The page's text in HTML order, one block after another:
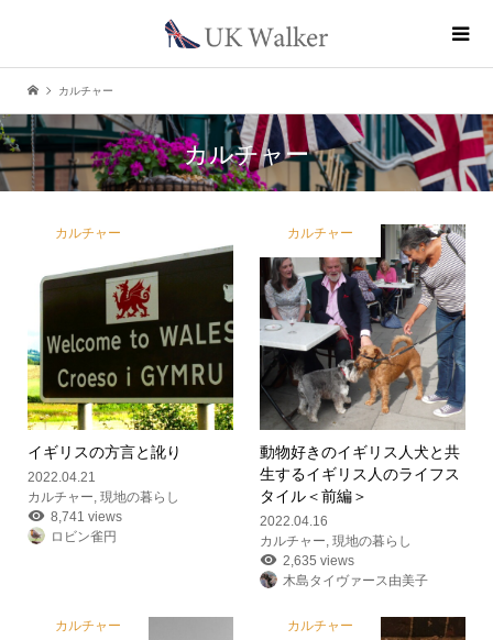
カルチャー
カルチャー
カルチャー
イギリスの方言と訛り
2022.04.21
カルチャー 現地の暮らし
8,741 views
ロビン雀円
カルチャー
動物好きのイギリス人犬と共
生するイギリス人のライフス
タイル＜前編＞
2022.04.16
カルチャー ,現地の暮らし
2,635 views
木島タイヴァース由美子
カルチャー カルチャー